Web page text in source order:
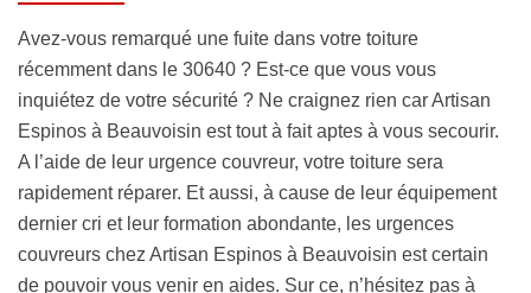
Avez-vous remarqué une fuite dans votre toiture
récemment dans le 30640 ? Est-ce que vous vous
inquiétez de votre sécurité ? Ne craignez rien car Artisan
Espinos à Beauvoisin est tout à fait aptes à vous secourir.
A l’aide de leur urgence couvreur, votre toiture sera
rapidement réparer. Et aussi, à cause de leur équipement
dernier cri et leur formation abondante, les urgences
couvreurs chez Artisan Espinos à Beauvoisin est certain
de pouvoir vous venir en aides. Sur ce, n’hésitez pas à